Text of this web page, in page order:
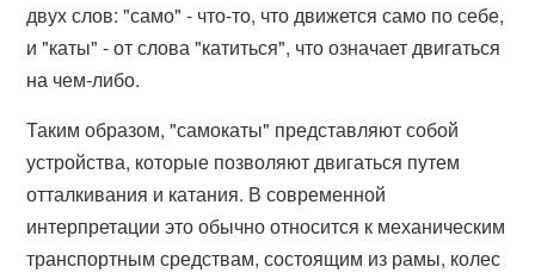
двух слов: "само" - что-то, что движется само по себе,
и "каты" - от слова "катиться", что означает двигаться
на чем-либо.
Таким образом, "самокаты" представляют собой
устройства, которые позволяют двигаться путем
отталкивания и катания. В современной
интерпретации это обычно относится к механическим
транспортным средствам, состоящим из рамы, колес